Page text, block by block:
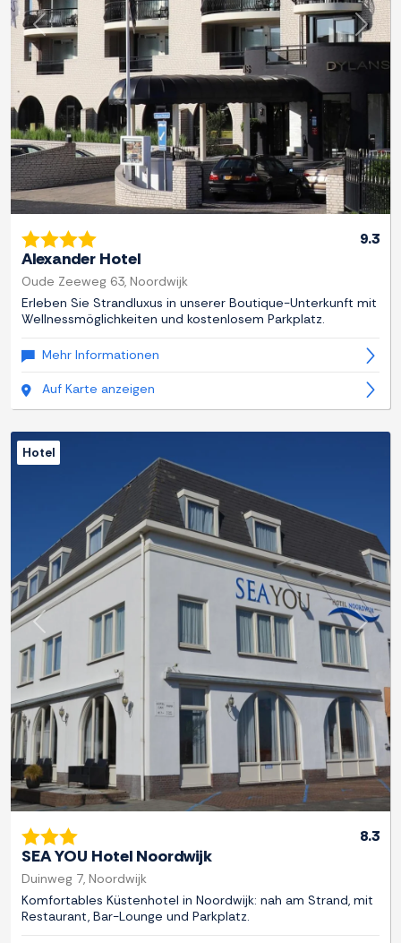
Zurück
9.3
Alexander Hotel
Oude Zeeweg 63, Noordwijk
Erleben Sie Strandluxus in unserer Boutique-Unterkunft mit
Wellnessmöglichkeiten und kostenlosem Parkplatz.
Mehr Informationen
Auf Karte anzeigen
Zurück
Hotel
8.3
SEA YOU Hotel Noordwijk
Duinweg 7, Noordwijk
Komfortables Küstenhotel in Noordwijk: nah am Strand, mit
Restaurant, Bar-Lounge und Parkplatz.